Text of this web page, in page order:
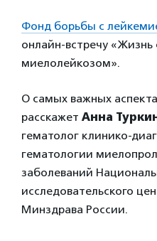
Фонд борьбы с
онлайн-встречу «Жизнь
миелолейкозом».
О самых важных
расскажет Анна
гематолог клинико-
гематологии
заболеваний
исследовательского
Минздрава России.